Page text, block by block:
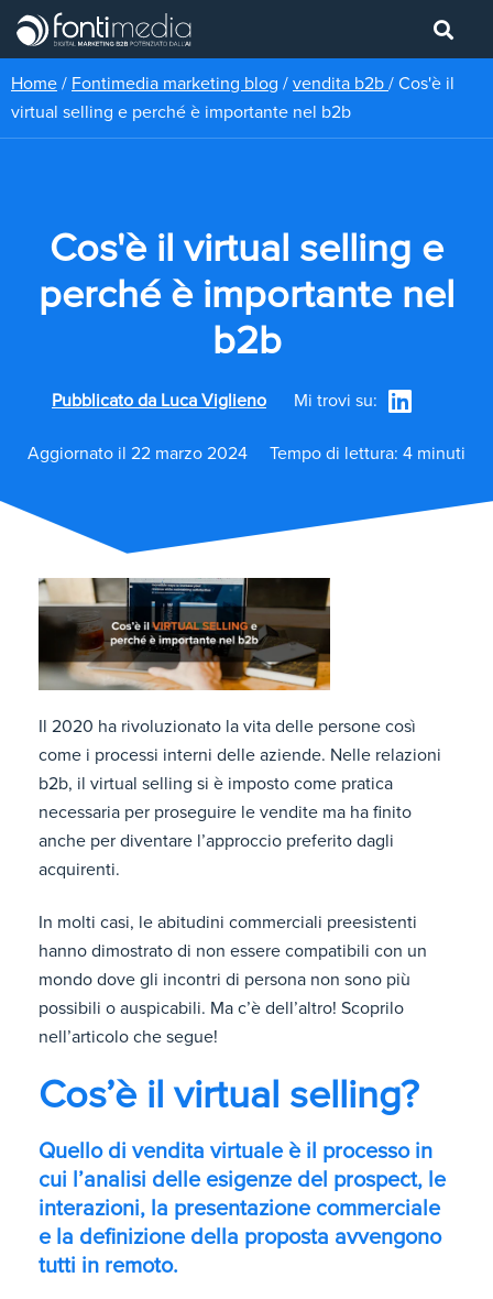
Home / Fontimedia marketing blog / vendita b2b / Cos'è il
virtual selling e perché è importante nel b2b
Cos'è il virtual selling e
perché è importante nel
b2b
Pubblicato da Luca Viglieno Mi trovi su:
Aggiornato il 22 marzo 2024 Tempo di lettura: 4 minuti
Il 2020 ha rivoluzionato la vita delle persone così
come i processi interni delle aziende. Nelle relazioni
b2b, il virtual selling si è imposto come pratica
necessaria per proseguire le vendite ma ha finito
anche per diventare l’approccio preferito dagli
acquirenti.
In molti casi, le abitudini commerciali preesistenti
hanno dimostrato di non essere compatibili con un
mondo dove gli incontri di persona non sono più
possibili o auspicabili. Ma c’è dell’altro! Scoprilo
nell’articolo che segue!
Cos’è il virtual selling?
Quello di vendita virtuale è il processo in
cui l’analisi delle esigenze del prospect, le
interazioni, la presentazione commerciale
e la definizione della proposta avvengono
tutti in remoto.